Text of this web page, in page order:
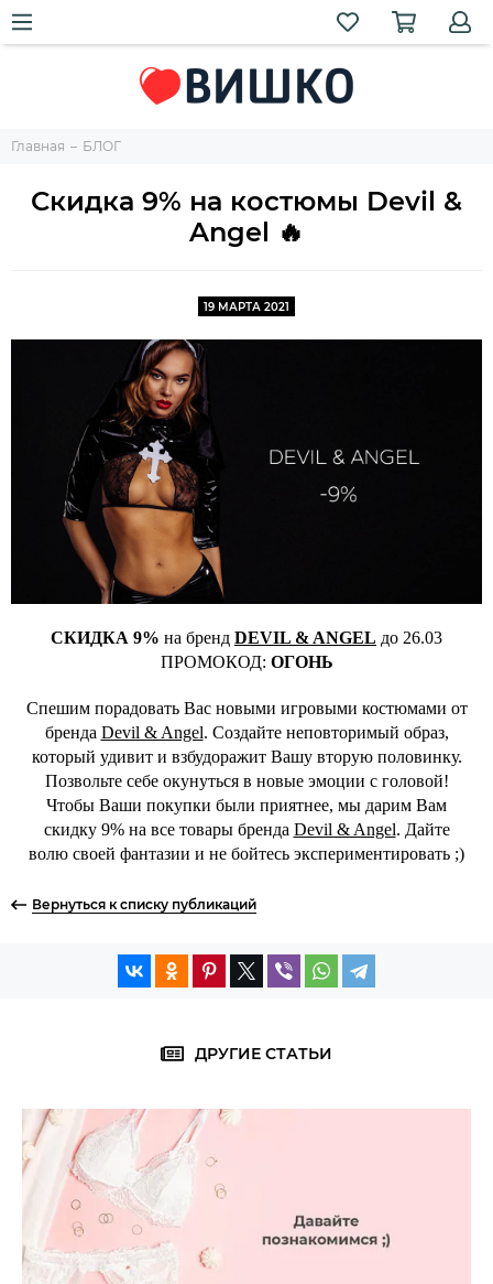
Главная БЛОГ
Скидка 9% на костюмы Devil &
Angel 🔥
19 МАРТА 2021
СКИДКА 9% на бренд DEVIL & ANGEL до 26.03
ПРОМОКОД: ОГОНЬ
Спешим порадовать Вас новыми игровыми костюмами от
бренда Devil & Angel. Создайте неповторимый образ,
который удивит и взбудоражит Вашу вторую половинку.
Позвольте себе окунуться в новые эмоции с головой!
Чтобы Ваши покупки были приятнее, мы дарим Вам
скидку 9% на все товары бренда Devil & Angel. Дайте
волю своей фантазии и не бойтесь экспериментировать ;)
Вернуться к списку публикаций
ДРУГИЕ СТАТЬИ